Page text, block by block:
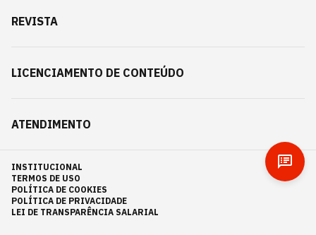
REVISTA
LICENCIAMENTO DE CONTEÚDO
ATENDIMENTO
INSTITUCIONAL
TERMOS DE USO
POLÍTICA DE COOKIES
POLÍTICA DE PRIVACIDADE
LEI DE TRANSPARÊNCIA SALARIAL